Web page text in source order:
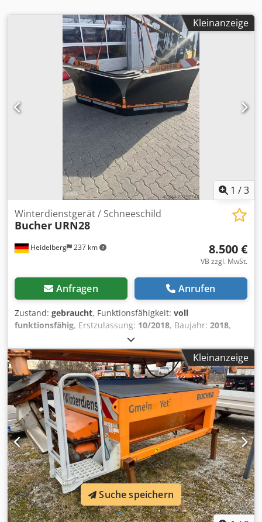
Kleinanzeige
1 /3
Heidelberg 237 km
Winterdienstgerät / Schneeschild
Bucher URN28
8.500 €
VB zzgl. MwSt.
Anfragen Anrufen
Zustand: gebraucht, Funktionsfähigkeit: voll
funktionsfähig, Erstzulassung: 10/2018, Baujahr: 2018,
URN28 Dcjdpfxjzfbvhj Acmsk Keil-Schneepflug URN28
Bucher/Gmeiner Geräte-Nr.: UR0007781R mit
Gummischürfleiste und zusätzlicher Stahlschürfleiste
Serienmäßig enthalten: - Leichter Keilpflug, Schar aus
Polyethylen - HD-Hebe- und Senkvorrichtung - HD-
Verschwenkeinrichtung mittels zwei Hydraulikzylinder -
Hydraulikschläuche komplett mit Hydraulikkupplungen -
Schwenkdämpfungsventil - Gummischürfleiste URC-
Version - Gummischürfleiste und zusätzlich hydraulisch
einsetzbare Stahlschürfleisten (URN-Version) -
Pflugbegrenzungsleuchten LED - Abstellstützen -
Anbauplatte (pflugseitig) Ohne Bedienpult, kein Bedienpult
wählbar Anbauhaken Gr. 3 Begrenzungsfahnen und
Warnmarkierungen Antrieb durch Fahrzeughydraulik 4-
Kreis Lackierung RAL 2011 kommunalorange Änderungen,
Kleinanzeige
Suche speichern